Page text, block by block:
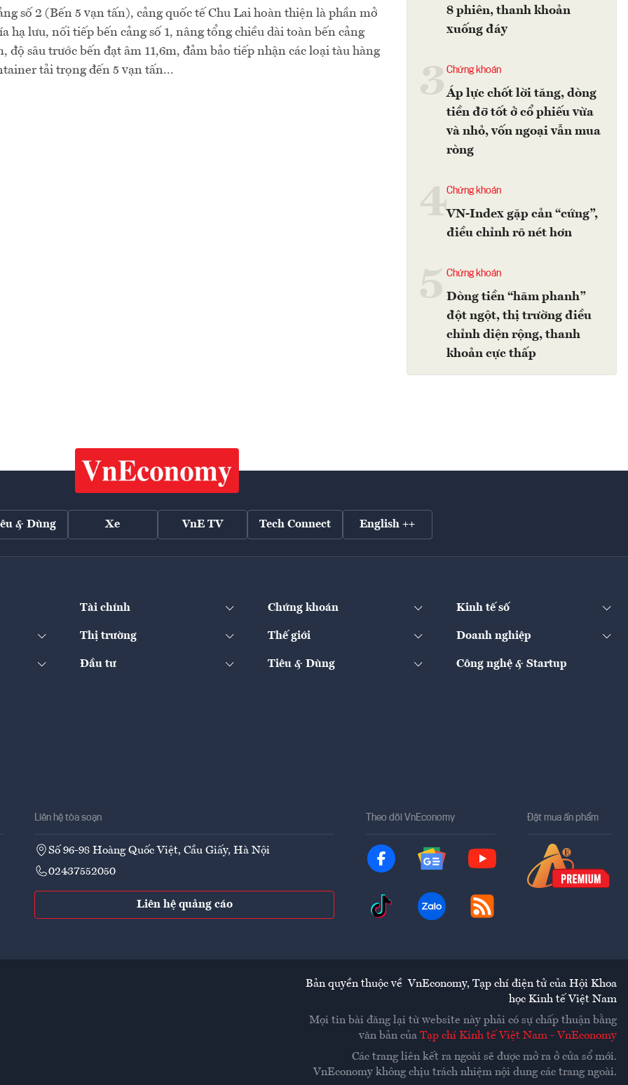
số 2 (Bến 5 vạn tấn), cảng quốc tế Chu Lai hoàn thiện là phần mở
hạ lưu, nối tiếp bến cảng số 1, nâng tổng chiều dài toàn bến cảng
độ sâu trước bến đạt âm 11,6m, đảm bảo tiếp nhận các loại tàu hàng
tải trọng đến 5 vạn tấn...
8 phiên, thanh khoản
xuống đáy
Chứng khoán
Áp lực chốt lời tăng, dòng
tiền đỡ tốt ở cổ phiếu vừa
và nhỏ, vốn ngoại vẫn mua
ròng
4Chứng khoán
VN-Index gặp cản “cứng”,
điều chỉnh rõ nét hơn
Chứng khoán
Dòng tiền “hãm phanh”
đột ngột, thị trường điều
chỉnh diện rộng, thanh
khoản cực thấp
& Dùng Xe VnE TV Tech Connect English ++
Tài chính Chứng khoán Kinh tế số
Thị trường Thế giới Doanh nghiệp
Đầu tư Tiêu & Dùng Công nghệ & Startup
Liên hệ tòa soạn
Số 96-98 Hoàng Quốc Việt, Cầu Giấy, Hà Nội
02437552050
Liên hệ quảng cáo
Theo dõi VnEconomy Đặt mua ấn phẩm
Bản quyền thuộc về VnEconomy, Tạp chí điện tử của Hội Khoa
học Kinh tế Việt Nam
Mọi tin bài đăng lại từ website này phải có sự chấp thuận bằng
văn bản của Tạp chí Kinh tế Việt Nam - VnEconomy
Các trang liên kết ra ngoài sẽ được mở ra ở cửa sổ mới.
VnEconomy không chịu trách nhiệm nội dung các trang ngoài.